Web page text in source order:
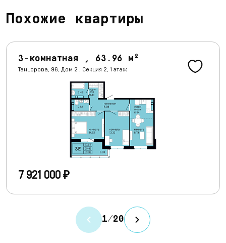
Похожие квартиры
1/20
3-комнатная , 63.96 м²
Танцорова, 96, Дом 2 , Секция 2, 1 этаж
7 921 000 ₽